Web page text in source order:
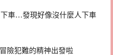
車…發現好像沒什麼人下車
險犯難的精神出發啦